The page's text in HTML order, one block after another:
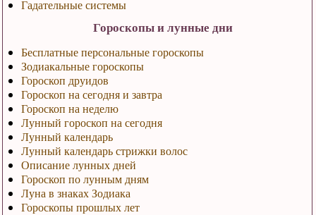
Гадательные системы
Гороскопы и лунные дни
Бесплатные персональные гороскопы
Зодиакальные гороскопы
Гороскоп друидов
Гороскоп на сегодня и завтра
Гороскоп на неделю
Лунный гороскоп на сегодня
Лунный календарь
Лунный календарь стрижки волос
Описание лунных дней
Гороскоп по лунным дням
Луна в знаках Зодиака
Гороскопы прошлых лет